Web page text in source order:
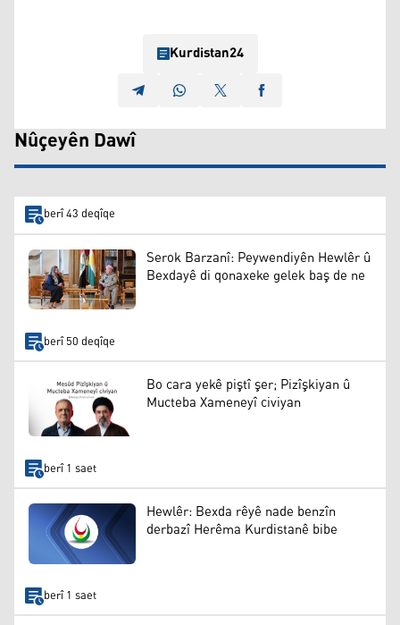
Kurdistan24
Nûçeyên Dawî
berî 43 deqîqe
Serok Barzanî: Peywendiyên Hewlêr û
Bexdayê di qonaxeke gelek baş de ne
berî 50 deqîqe
Bo cara yekê piştî şer; Pizîşkiyan û
Mucteba Xameneyî civiyan
berî 1 saet
Hewlêr: Bexda rêyê nade benzîn
derbazî Herêma Kurdistanê bibe
berî 1 saet